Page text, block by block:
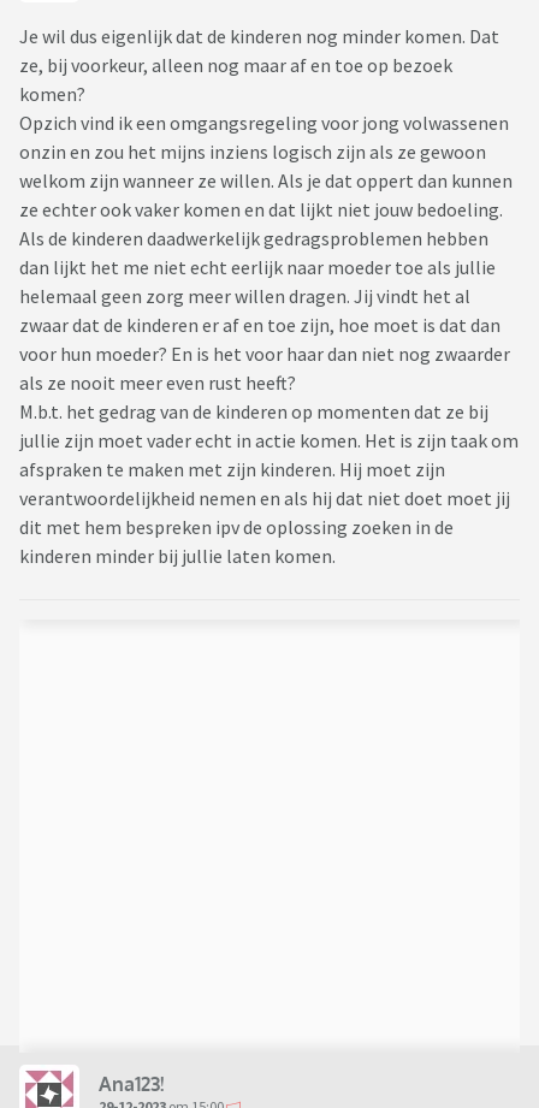
Je wil dus eigenlijk dat de kinderen nog minder komen. Dat
ze, bij voorkeur, alleen nog maar af en toe op bezoek
komen?
Opzich vind ik een omgangsregeling voor jong volwassenen
onzin en zou het mijns inziens logisch zijn als ze gewoon
welkom zijn wanneer ze willen. Als je dat oppert dan kunnen
ze echter ook vaker komen en dat lijkt niet jouw bedoeling.
Als de kinderen daadwerkelijk gedragsproblemen hebben
dan lijkt het me niet echt eerlijk naar moeder toe als jullie
helemaal geen zorg meer willen dragen. Jij vindt het al
zwaar dat de kinderen er af en toe zijn, hoe moet is dat dan
voor hun moeder? En is het voor haar dan niet nog zwaarder
als ze nooit meer even rust heeft?
M.b.t. het gedrag van de kinderen op momenten dat ze bij
jullie zijn moet vader echt in actie komen. Het is zijn taak om
afspraken te maken met zijn kinderen. Hij moet zijn
verantwoordelijkheid nemen en als hij dat niet doet moet jij
dit met hem bespreken ipv de oplossing zoeken in de
kinderen minder bij jullie laten komen.
Ana123!